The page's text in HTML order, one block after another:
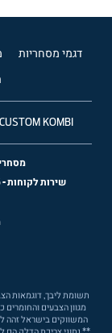
דגמי מסחריות
CUSTOM KOMBI
שירות לקוחות-
תשומת ליבך, דוגמאות
מגוון הצבעים והחומרים
המשווקים בישראל זהה